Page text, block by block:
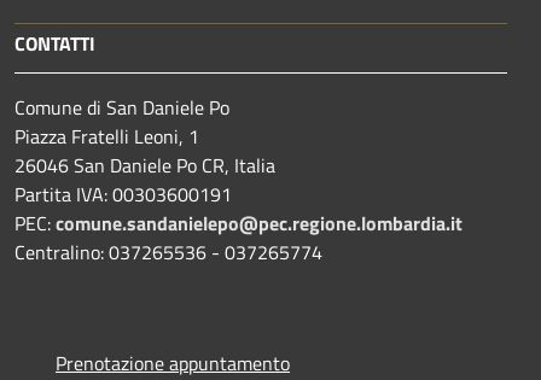
CONTATTI
Comune di San Daniele Po
Piazza Fratelli Leoni, 1
26046 San Daniele Po CR, Italia
Partita IVA: 00303600191
PEC:comune.sandanielepo@pec.regione.lombardia.it
Centralino: 037265536 - 037265774
Prenotazione appuntamento